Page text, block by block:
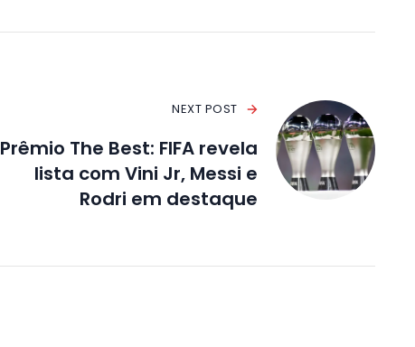
NEXT POST
Prêmio The Best: FIFA revela
lista com Vini Jr, Messi e
Rodri em destaque